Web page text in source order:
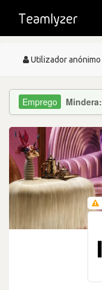
Toggle
Utilizador anónimo
Mindera: